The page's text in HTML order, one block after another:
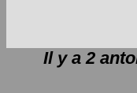
Il y a 2